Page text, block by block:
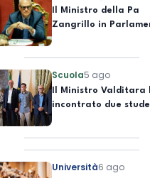
Zangrillo in
"12 miliardi per
Scuola5 ago
Il Ministro Valditara
incontrato due
palestinesi giunti da
Università6 ago
Quanto è ancora